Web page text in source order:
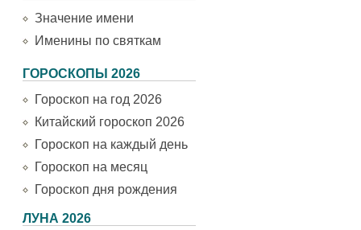
Значение имени
Именины по святкам
ГОРОСКОПЫ 2026
Гороскоп на год 2026
Китайский гороскоп 2026
Гороскоп на каждый день
Гороскоп на месяц
Гороскоп дня рождения
ЛУНА 2026